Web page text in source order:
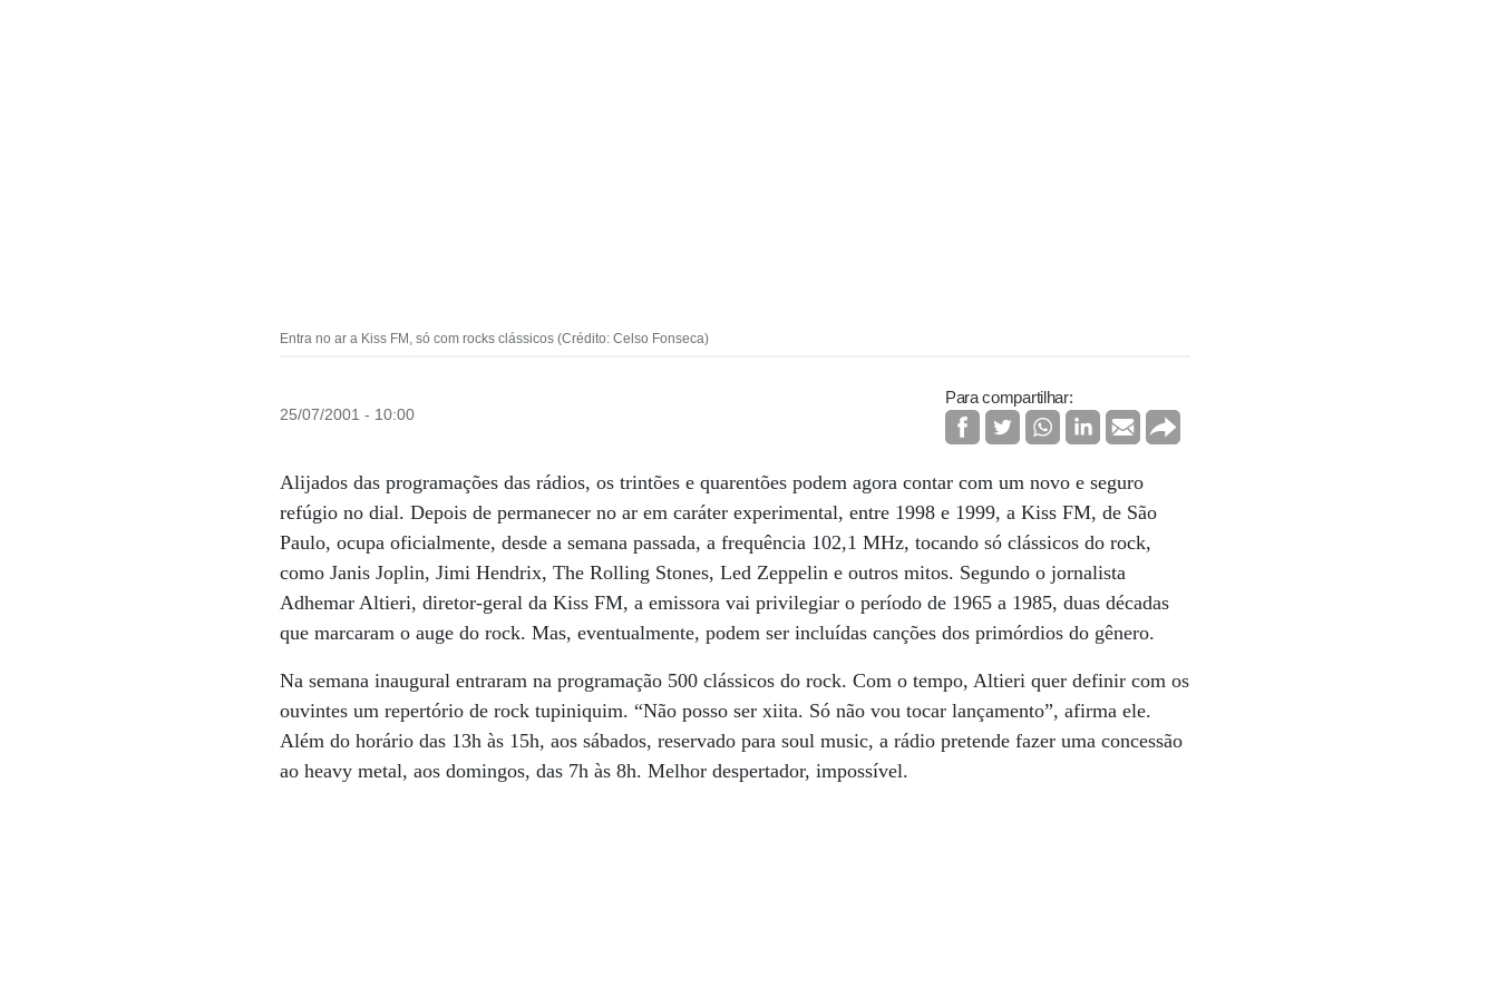
Entra no ar a Kiss FM, só com rocks clássicos (Crédito: Celso Fonseca)
25/07/2001 - 10:00
Para compartilhar:
Alijados das programações das rádios, os trintões e quarentões podem agora contar com um novo e seguro
refúgio no dial. Depois de permanecer no ar em caráter experimental, entre 1998 e 1999, a Kiss FM, de São
Paulo, ocupa oficialmente, desde a semana passada, a frequência 102,1 MHz, tocando só clássicos do rock,
como Janis Joplin, Jimi Hendrix, The Rolling Stones, Led Zeppelin e outros mitos. Segundo o jornalista
Adhemar Altieri, diretor-geral da Kiss FM, a emissora vai privilegiar o período de 1965 a 1985, duas décadas
que marcaram o auge do rock. Mas, eventualmente, podem ser incluídas canções dos primórdios do gênero.
Na semana inaugural entraram na programação 500 clássicos do rock. Com o tempo, Altieri quer definir com os
ouvintes um repertório de rock tupiniquim. “Não posso ser xiita. Só não vou tocar lançamento”, afirma ele.
Além do horário das 13h às 15h, aos sábados, reservado para soul music, a rádio pretende fazer uma concessão
ao heavy metal, aos domingos, das 7h às 8h. Melhor despertador, impossível.